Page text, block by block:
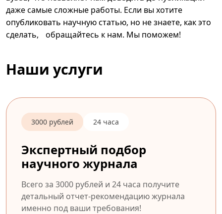
даже самые сложные работы. Если вы хотите
опубликовать научную статью, но не знаете, как это
сделать, обращайтесь к нам. Мы поможем!
Наши услуги
3000 рублей 24 часа
Экспертный подбор
научного журнала
Всего за 3000 рублей и 24 часа получите
детальный отчет-рекомендацию журнала
именно под ваши требования!